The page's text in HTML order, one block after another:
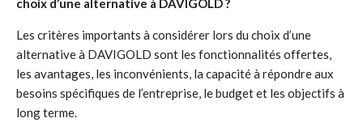
choix d’une alternative à DAVIGOLD ?
Les critères importants à considérer lors du choix d’une
alternative à DAVIGOLD sont les fonctionnalités offertes,
les avantages, les inconvénients, la capacité à répondre aux
besoins spécifiques de l’entreprise, le budget et les objectifs à
long terme.